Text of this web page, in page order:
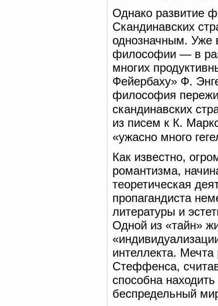
Однако развитие
Скандинавских
однозначным. Уже
философии — в
многих
Фейербаху» Ф.
философия
скандинавских
из писем к К.
«ужасно много
Как известно,
романтизма,
теоретическая
пропагандиста
литературы и
Одной из «тайн»
интеллекта.
Стеффенса,
способна
беспредельный